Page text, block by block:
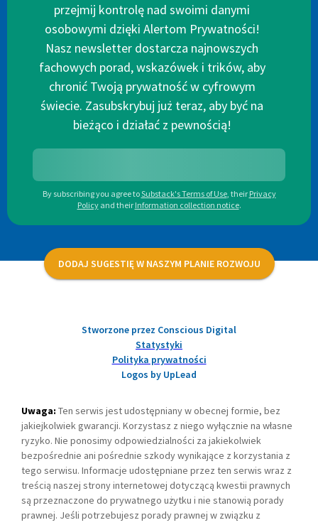
przejmij kontrolę nad swoimi danymi
osobowymi dzięki Alertom Prywatności!
Nasz newsletter dostarcza najnowszych
fachowych porad, wskazówek i trików, aby
chronić Twoją prywatność w cyfrowym
świecie. Zasubskrybuj już teraz, aby być na
bieżąco i działać z pewnością!
By subscribing you agree toSubstack's Terms of Use, their Privacy
Policy and their Information collection notice.
DODAJ SUGESTIĘ W NASZYM PLANIE ROZWOJU
Stworzone przez Conscious Digital
Statystyki
Polityka prywatności
Logos by UpLead
Uwaga: Ten serwis jest udostępniany w obecnej formie, bez
jakiejkolwiek gwarancji. Korzystasz z niego wyłącznie na własne
ryzyko. Nie ponosimy odpowiedzialności za jakiekolwiek
bezpośrednie ani pośrednie szkody wynikające z korzystania z
tego serwisu. Informacje udostępniane przez ten serwis wraz z
treścią naszej strony internetowej dotyczącą kwestii prawnych
są przeznaczone do prywatnego użytku i nie stanowią porady
prawnej. Jeśli potrzebujesz porady prawnej w związku z